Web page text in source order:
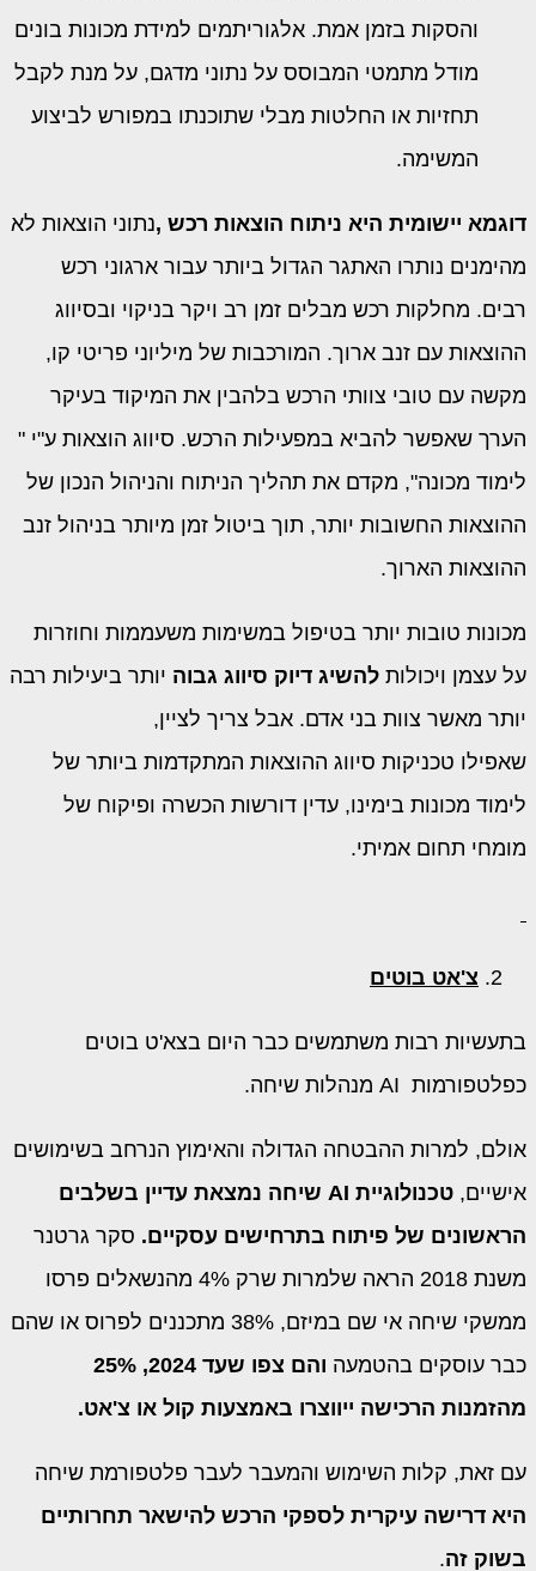
והסקות בזמן אמת. אלגוריתמים למידת מכונות בונים
מודל מתמטי המבוסס על נתוני מדגם, על מנת לקבל
תחזיות או החלטות מבלי שתוכנתו במפורש לביצוע
המשימה.
דוגמא יישומית היא ניתוח הוצאות רכש ,נתוני הוצאות לא
מהימנים נותרו האתגר הגדול ביותר עבור ארגוני רכש
רבים. מחלקות רכש מבלים זמן רב ויקר בניקוי ובסיווג
ההוצאות עם זנב ארוך. המורכבות של מיליוני פריטי קו,
מקשה עם טובי צוותי הרכש בלהבין את המיקוד בעיקר
הערך שאפשר להביא במפעילות הרכש. סיווג הוצאות ע"י "
לימוד מכונה", מקדם את תהליך הניתוח והניהול הנכון של
ההוצאות החשובות יותר, תוך ביטול זמן מיותר בניהול זנב
ההוצאות הארוך.
מכונות טובות יותר בטיפול במשימות משעממות וחוזרות
על עצמן ויכולות להשיג דיוק סיווג גבוה יותר ביעילות רבה
יותר מאשר צוות בני אדם. אבל צריך לציין,
שאפילו טכניקות סיווג ההוצאות המתקדמות ביותר של
לימוד מכונות בימינו, עדין דורשות הכשרה ופיקוח של
מומחי תחום אמיתי.
צ'אט בוטים
בתעשיות רבות משתמשים כבר היום בצא'ט בוטים
כפלטפורמות AI מנהלות שיחה.
אולם, למרות ההבטחה הגדולה והאימוץ הנרחב בשימושים
אישיים, טכנולוגיית
שיחה נמצאת עדיין בשלבים
הראשונים של פיתוח בתרחישים עסקיים. סקר גרטנר
משנת 2018 הראה שלמרות שרק 4% מהנשאלים פרסו
ממשקי שיחה אי שם במיזם, 38% מתכננים לפרוס או שהם
כבר עוסקים בהטמעה
והם צפו שעד 2024, 25%
מהזמנות הרכישה ייווצרו באמצעות קול או צ'אט.
עם זאת, קלות השימוש והמעבר לעבר פלטפורמת שיחה
היא דרישה עיקרית לספקי הרכש להישאר תחרותיים
בשוק זה.